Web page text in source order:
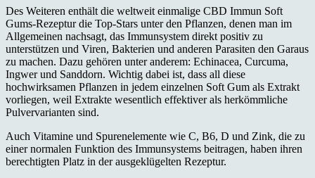
Des Weiteren enthält die weltweit einmalige CBD Immun Soft
Gums-Rezeptur die Top-Stars unter den Pflanzen, denen man im
Allgemeinen nachsagt, das Immunsystem direkt positiv zu
unterstützen und Viren, Bakterien und anderen Parasiten den Garaus
zu machen. Dazu gehören unter anderem: Echinacea, Curcuma,
Ingwer und Sanddorn. Wichtig dabei ist, dass all diese
hochwirksamen Pflanzen in jedem einzelnen Soft Gum als Extrakt
vorliegen, weil Extrakte wesentlich effektiver als herkömmliche
Pulvervarianten sind.
Auch Vitamine und Spurenelemente wie C, B6, D und Zink, die zu
einer normalen Funktion des Immunsystems beitragen, haben ihren
berechtigten Platz in der ausgeklügelten Rezeptur.